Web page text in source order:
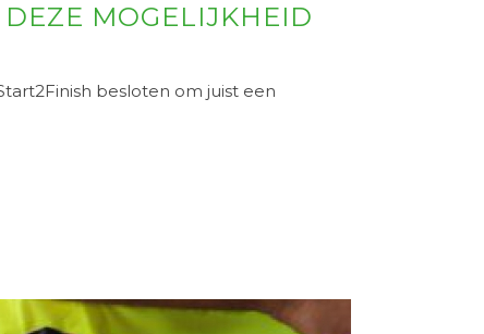
MOGELIJKHEID
besloten om juist een